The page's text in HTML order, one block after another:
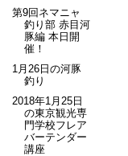
第9回ネマニャ
釣り部 赤目河
豚編 本日開
催！
1月26日の河豚
釣り
2018年1月25日
の東京観光専
門学校フレア
バーテンダー
講座